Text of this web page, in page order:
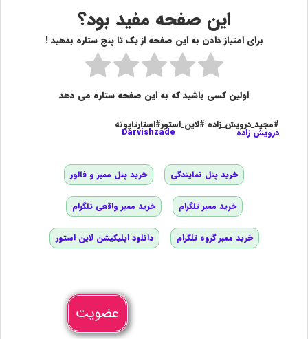
این صفحه مفید بود؟
برای امتیاز دادن به این صفحه از یک تا پنج ستاره بدهید !
اولین کسی باشید که به این صفحه ستاره می دهد
#مجید_درویش_زاده #لاین_استور#استارتاپونه
درویش زاده Darvishzade
خرید پنل نمایندگی خرید پنل ممبر و فالور
خرید ممبر تلگرام خرید ممبر واقعی تلگرام
خرید ممبر گروه تلگرام دانلود اپلیکیشن لاین استور
عضویت